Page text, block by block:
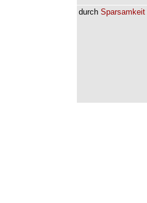
durch Sparsamkeit